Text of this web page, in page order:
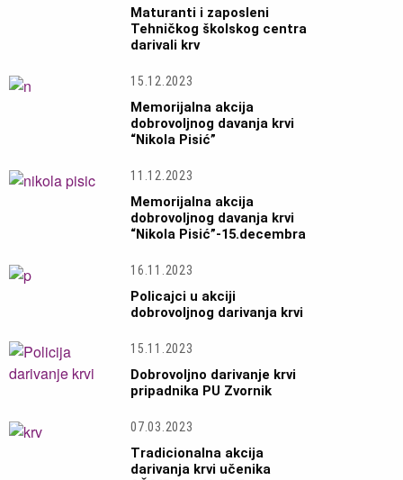
Maturanti i zaposleni
Tehničkog školskog centra
darivali krv
15.12.2023
Memorijalna akcija
dobrovoljnog davanja krvi
“Nikola Pisić”
11.12.2023
Memorijalna akcija
dobrovoljnog davanja krvi
“Nikola Pisić”-15.decembra
16.11.2023
Policajci u akciji
dobrovoljnog darivanja krvi
15.11.2023
Dobrovoljno darivanje krvi
pripadnika PU Zvornik
07.03.2023
Tradicionalna akcija
darivanja krvi učenika